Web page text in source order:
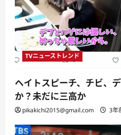
TVニューストレンド
ヘイトスピーチ、チビ、
か？未だに三高か
pikakichi2015@gmail.com 3年